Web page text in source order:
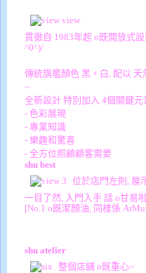
貫徹自 1983年起 o既開放式
^0^)/
傳統旗艦顏色 黑 + 白, 配以
~
全新設計 特別加入 4個關鍵元
- 色彩展現
- 專業知識
- 樂趣和驚喜
- 全方位照顧顧客需要
shu best
位於店門左則, 展
一目了然, 入門入手 話 o甘易
[No.1 o既潔顏油, 同樣係
shu atelier
整個店舖 o既重心~